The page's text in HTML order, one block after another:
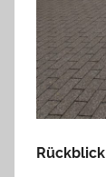
Rückblick